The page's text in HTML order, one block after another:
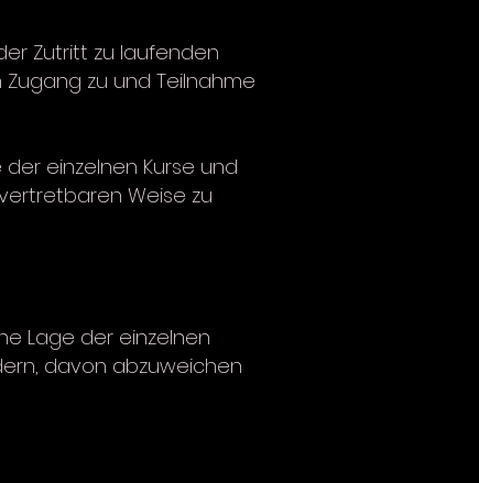
Zutritt zu laufenden
zu und Teilnahme
der einzelnen Kurse und
Weise zu
Lage der einzelnen
davon abzuweichen